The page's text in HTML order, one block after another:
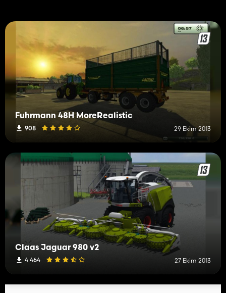
Fuhrmann 48H MoreRealistic
908 29 Ekim 2013
Claas Jaguar 980 v2
4 464 27 Ekim 2013